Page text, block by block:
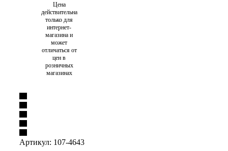
Цена
действительна
только для
интернет-
магазина и
может
отличаться от
цен в
розничных
магазинах
Артикул: 107-4643